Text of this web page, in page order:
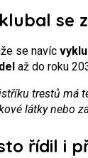
se
se navíc
až do roku
trestů má
látky nebo
řídil i